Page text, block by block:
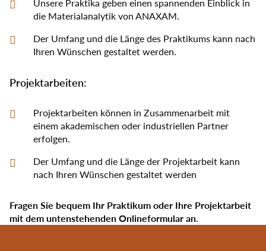
Unsere Praktika geben einen spannenden Einblick in
die Materialanalytik von ANAXAM.
Der Umfang und die Länge des Praktikums kann nach
Ihren Wünschen gestaltet werden.
Projektarbeiten:
Projektarbeiten können in Zusammenarbeit mit
einem akademischen oder industriellen Partner
erfolgen.
Der Umfang und die Länge der Projektarbeit kann
nach Ihren Wünschen gestaltet werden
Fragen Sie bequem Ihr Praktikum oder Ihre Projektarbeit
mit dem untenstehenden Onlineformular an.